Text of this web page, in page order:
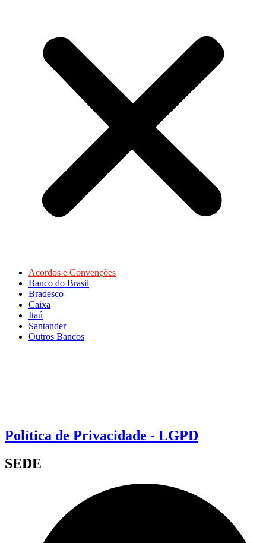
Acordos e Convenções
Banco do Brasil
Bradesco
Caixa
Itaú
Santander
Outros Bancos
Política de Privacidade - LGPD
SEDE